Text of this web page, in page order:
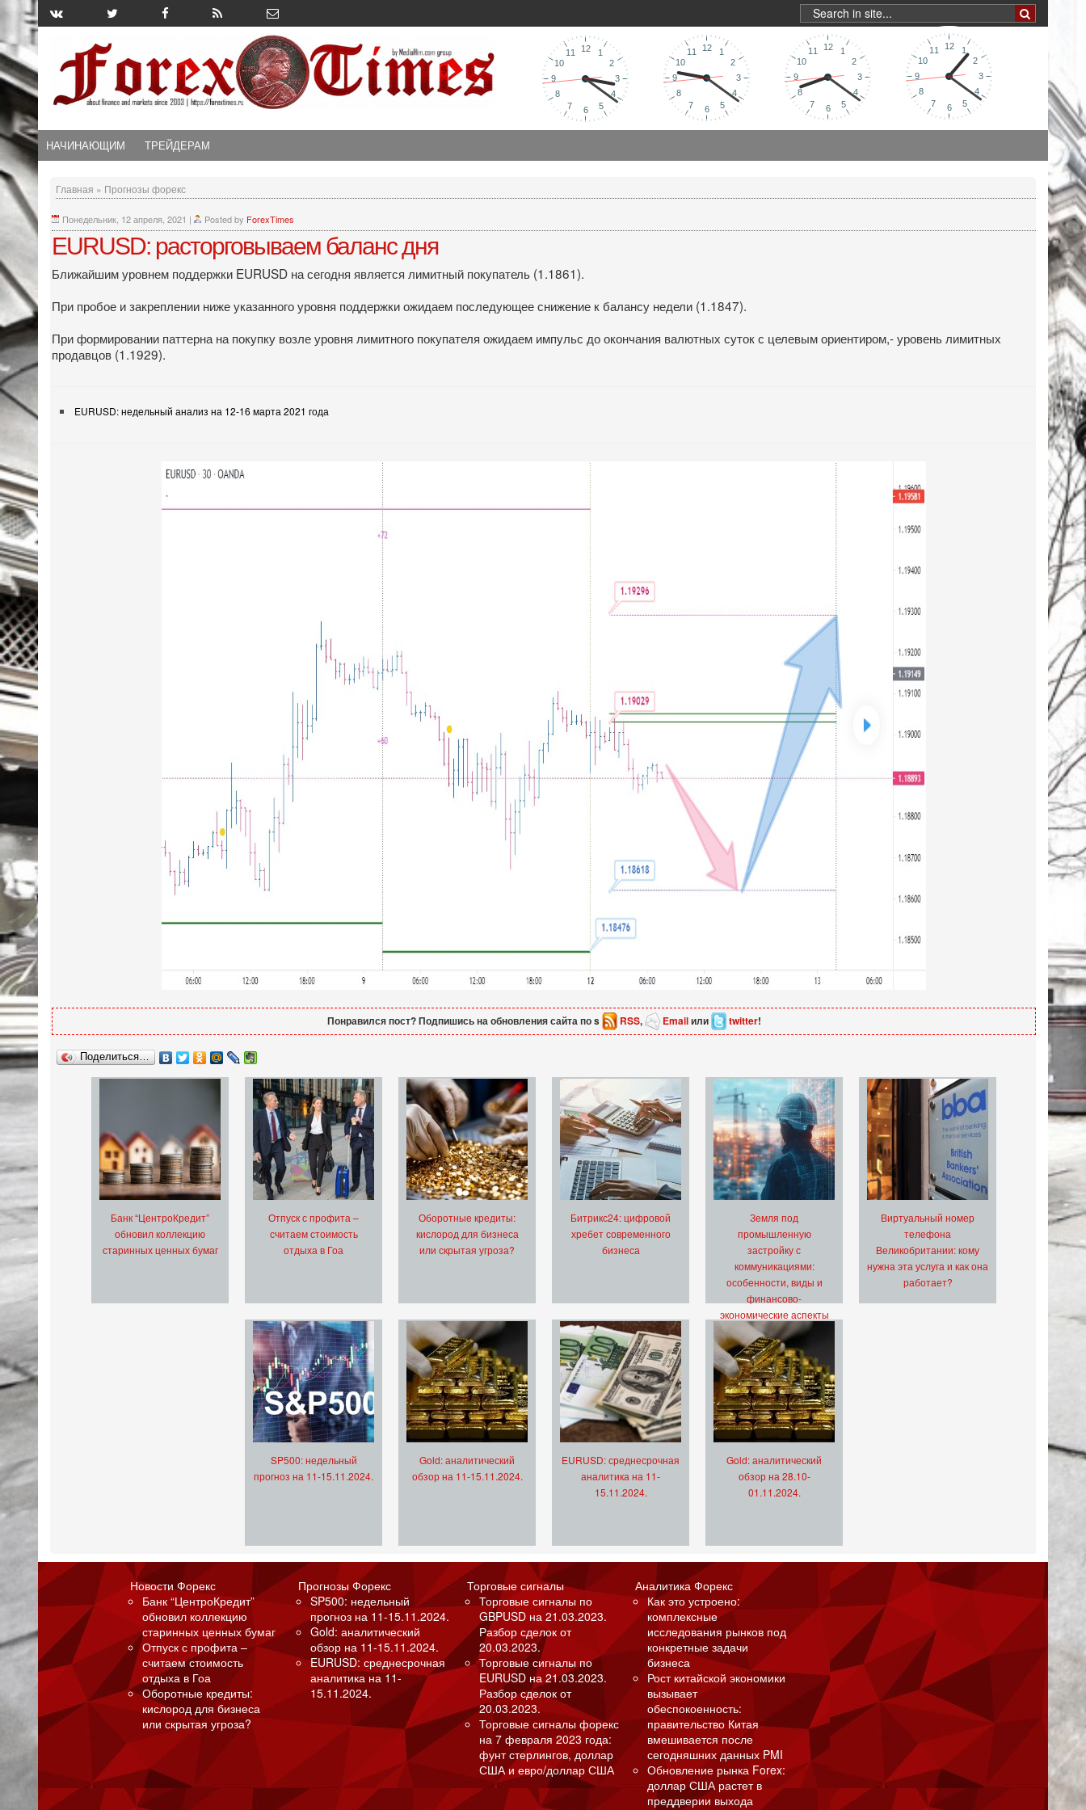
НАЧИНАЮЩИМ ТРЕЙДЕРАМ
Главная » Прогнозы форекс
Понедельник, 12 апреля, 2021 | Posted by ForexTimes
EURUSD: расторговываем баланс дня
Ближайшим уровнем поддержки EURUSD на сегодня является лимитный покупатель (1.1861).
При пробое и закреплении ниже указанного уровня поддержки ожидаем последующее снижение к балансу недели (1.1847).
При формировании паттерна на покупку возле уровня лимитного покупателя ожидаем импульс до окончания валютных суток с целевым ориентиром,- уровень лимитных
продавцов (1.1929).
EURUSD: недельный анализ на 12-16 марта 2021 года
Понравился пост? Подпишись на обновления сайта по s RSS, Emailили twitter!
Поделиться…
Банк “ЦентроКредит”
обновил коллекцию
старинных ценных бумаг
Отпуск с профита –
считаем стоимость
отдыха в Гоа
Оборотные кредиты:
кислород для бизнеса
или скрытая угроза?
Битрикс24: цифровой
хребет современного
бизнеса
Земля под
промышленную
застройку с
коммуникациями:
особенности, виды и
финансово-
экономические аспекты
Виртуальный номер
телефона
Великобритании: кому
нужна эта услуга и как она
работает?
SP500: недельный
прогноз на 11-15.11.2024.
Gold: аналитический
обзор на 11-15.11.2024.
EURUSD: среднесрочная
аналитика на 11-
15.11.2024.
Gold: аналитический
обзор на 28.10-
01.11.2024.
Новости Форекс
Банк “ЦентроКредит”
обновил коллекцию
старинных ценных бумаг
Отпуск с профита –
считаем стоимость
отдыха в Гоа
Оборотные кредиты:
кислород для бизнеса
или скрытая угроза?
Прогнозы Форекс
SP500: недельный
прогноз на 11-15.11.2024.
Gold: аналитический
обзор на 11-15.11.2024.
EURUSD: среднесрочная
аналитика на 11-
15.11.2024.
Торговые сигналы
Торговые сигналы по
GBPUSD на 21.03.2023.
Разбор сделок от
20.03.2023.
Торговые сигналы по
EURUSD на 21.03.2023.
Разбор сделок от
20.03.2023.
Торговые сигналы форекс
на 7 февраля 2023 года:
фунт стерлингов, доллар
США и евро/доллар США
Аналитика Форекс
Как это устроено:
комплексные
исследования рынков под
конкретные задачи
бизнеса
Рост китайской экономики
вызывает
обеспокоенность:
правительство Китая
вмешивается после
сегодняшних данных PMI
Обновление рынка Forex:
доллар США растет в
преддверии выхода